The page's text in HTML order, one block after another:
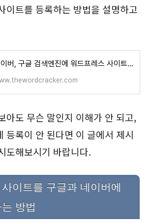
이트를 등록하는 방법을 설명하고
네이버, 구글 검색엔진에 워드프레스 사이트 등록하기 - 워드프레스 정보꾸러미
아도 무슨 말인지 이해가 안 되고,
등록이 안 된다면 이 글에서 제시
도해보시기 바랍니다.
이트를 구글과 네이버에
방법